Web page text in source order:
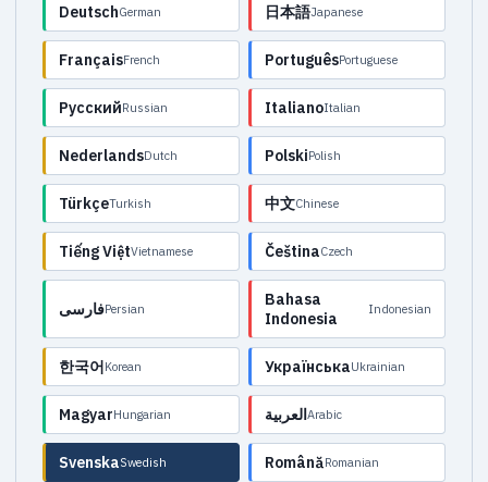
DeutschGerman 日本語Japanese
FrançaisFrench PortuguêsPortuguese
РусскийRussian ItalianoItalian
NederlandsDutch PolskiPolish
TürkçeTurkish 中文Chinese
Tiếng ViệtVietnamese ČeštinaCzech
فارسیPersian
Bahasa
Indonesia
Indonesian
한국어Korean УкраїнськаUkrainian
MagyarHungarian العربيةArabic
SvenskaSwedish RomânăRomanian